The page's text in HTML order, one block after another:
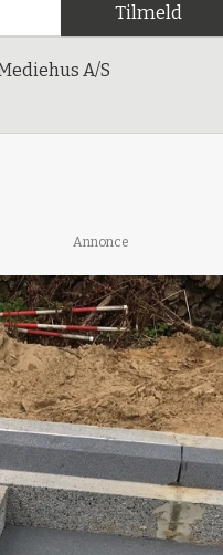
Tilmeld
A/S
Annonce